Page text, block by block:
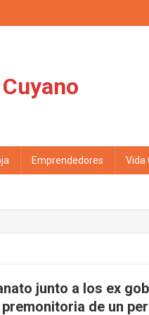
Emprendedores Vida
junto a los ex
de un